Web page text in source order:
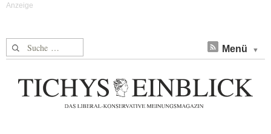
Suche nach: Menü